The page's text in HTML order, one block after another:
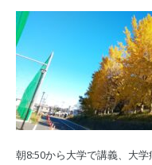
朝8:50から大学で講義、大